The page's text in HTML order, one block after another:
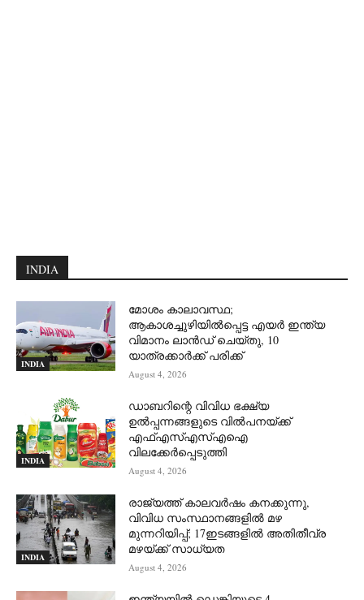
INDIA
INDIA
മോശം കാലാവസ്ഥ;
ആകാശച്ചുഴിയില്‍പ്പെട്ട എയര്‍ ഇന്ത്യ
വിമാനം ലാന്‍ഡ് ചെയ്തു, 10
യാത്രക്കാര്‍ക്ക് പരിക്ക്
August 4, 2026
INDIA
ഡാബറിന്റെ വിവിധ ഭക്ഷ്യ
ഉൽപ്പന്നങ്ങളുടെ വിൽപനയ്ക്ക്
എഫ്എസ്എസ്എഐ
വിലക്കേർപ്പെടുത്തി
August 4, 2026
INDIA
രാജ്യത്ത് കാലവർഷം കനക്കുന്നു,
വിവിധ സംസ്ഥാനങ്ങളിൽ മഴ
മുന്നറിയിപ്പ്; 17ഇടങ്ങളിൽ അതിതീവ്ര
മഴയ്ക്ക് സാധ്യത
August 4, 2026